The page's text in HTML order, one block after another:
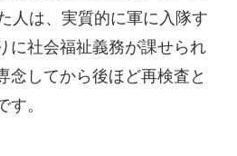
人は、実質的に軍に入隊す
に社会福祉義務が課せられ
念してから後ほど再検査と
。